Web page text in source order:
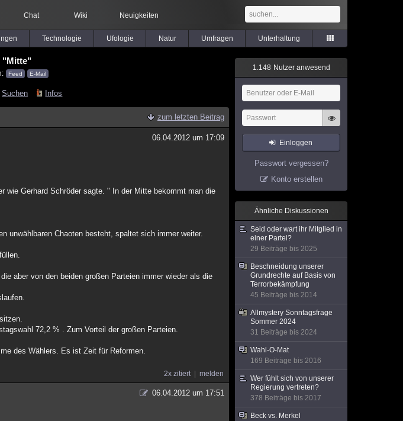
Chat Wiki Neuigkeiten
Technologie Ufologie Natur Umfragen Unterhaltung
"Mitte"
Feed E-Mail
Suchen Infos
zum letzten Beitrag
06.04.2012 um 17:09
wie Gerhard Schröder sagte. " In der Mitte bekommt man die
unwählbaren Chaoten besteht, spaltet sich immer weiter.
aber von den beiden großen Parteien immer wieder als die
72,2 % . Zum Vorteil der großen Parteien.
des Wählers. Es ist Zeit für Reformen.
2x zitiert melden
06.04.2012 um 17:51
1.148 Nutzer anwesend
Einloggen
Passwort vergessen?
Konto erstellen
Ähnliche Diskussionen
Seid oder wart ihr Mitglied in
einer Partei?
29 Beiträge bis 2025
Beschneidung unserer
Grundrechte auf Basis von
Terrorbekämpfung
45 Beiträge bis 2014
Allmystery Sonntagsfrage
Sommer 2024
31 Beiträge bis 2024
Wahl-O-Mat
169 Beiträge bis 2016
Wer fühlt sich von unserer
Regierung vertreten?
378 Beiträge bis 2017
Beck vs. Merkel